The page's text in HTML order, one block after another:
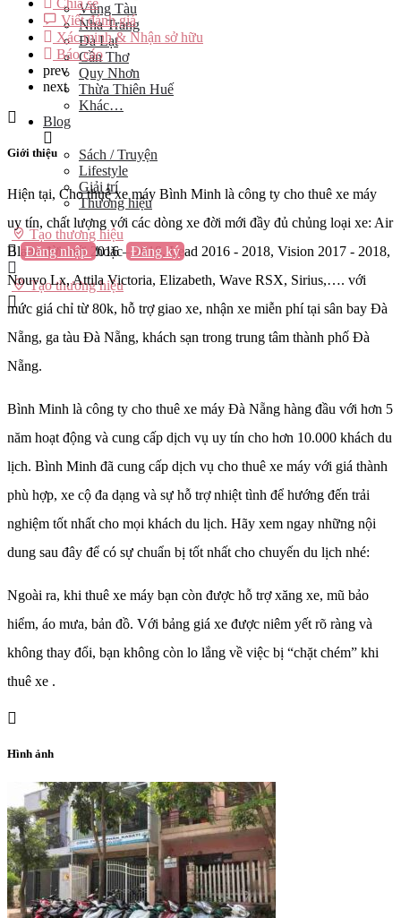
Vũng Tàu
Nha Trang
Đà Lạt
Cần Thơ
Quy Nhơn
Thừa Thiên Huế
Khác…
Blog
Sách / Truyện
Lifestyle
Giải trí
Thương hiệu
Tạo thương hiệu
Đăng nhập hoặc Đăng ký
Tạo thương hiệu
Viết đánh giá
Xác minh & Nhận sở hữu
Báo cáo
prev
next
Giới thiệu
Hiện tại, Cho thuê xe máy Bình Minh là công ty cho thuê xe máy
uy tín, chất lượng với các dòng xe đời mới đầy đủ chủng loại xe: Air
Blade đời mới 2016 – 2018, Lead 2016 - 2018, Vision 2017 - 2018,
Nouvo Lx, Attila Victoria, Elizabeth, Wave RSX, Sirius,…. với
mức giá chỉ từ 80k, hỗ trợ giao xe, nhận xe miễn phí tại sân bay Đà
Nẵng, ga tàu Đà Nẵng, khách sạn trong trung tâm thành phố Đà
Nẵng.
Bình Minh là công ty cho thuê xe máy Đà Nẵng hàng đầu với hơn 5
năm hoạt động và cung cấp dịch vụ uy tín cho hơn 10.000 khách du
lịch. Bình Minh đã cung cấp dịch vụ cho thuê xe máy với giá thành
phù hợp, xe cộ đa dạng và sự hỗ trợ nhiệt tình để hướng đến trải
nghiệm tốt nhất cho mọi khách du lịch. Hãy xem ngay những nội
dung sau đây để có sự chuẩn bị tốt nhất cho chuyến du lịch nhé:
Ngoài ra, khi thuê xe máy bạn còn được hỗ trợ xăng xe, mũ bảo
hiểm, áo mưa, bản đồ. Với bảng giá xe được niêm yết rõ ràng và
không thay đổi, bạn không còn lo lắng về việc bị “chặt chém” khi
thuê xe .
Hình ảnh